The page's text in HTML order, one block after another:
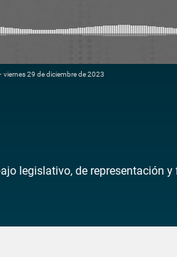
29 de diciembre de 2023
legislativo, de representación